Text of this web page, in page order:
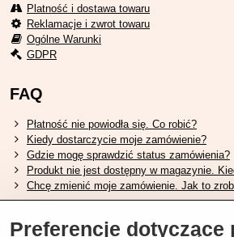
Platność i dostawa towaru
Reklamacje i zwrot towaru
Ogólne Warunki
GDPR
FAQ
Płatność nie powiodła się. Co robić?
Kiedy dostarczycie moje zamówienie?
Gdzie mogę sprawdzić status zamówienia?
Produkt nie jest dostępny w magazynie.
Chcę zmienić moje zamówienie. Jak to
Przydatne linki
Preferencje dotyczące